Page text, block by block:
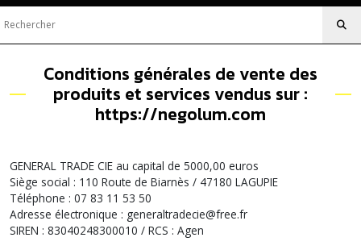
Conditions générales de vente des
produits et services vendus sur :
https://negolum.com
GENERAL TRADE CIE au capital de 5000,00 euros
Siège social : 110 Route de Biarnès / 47180 LAGUPIE
Téléphone : 07 83 11 53 50
Adresse électronique : generaltradecie@free.fr
SIREN : 83040248300010 / RCS : Agen